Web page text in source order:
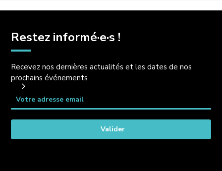
Restez informé·e·s !
Recevez nos dernières actualités et les dates de nos
prochains événements